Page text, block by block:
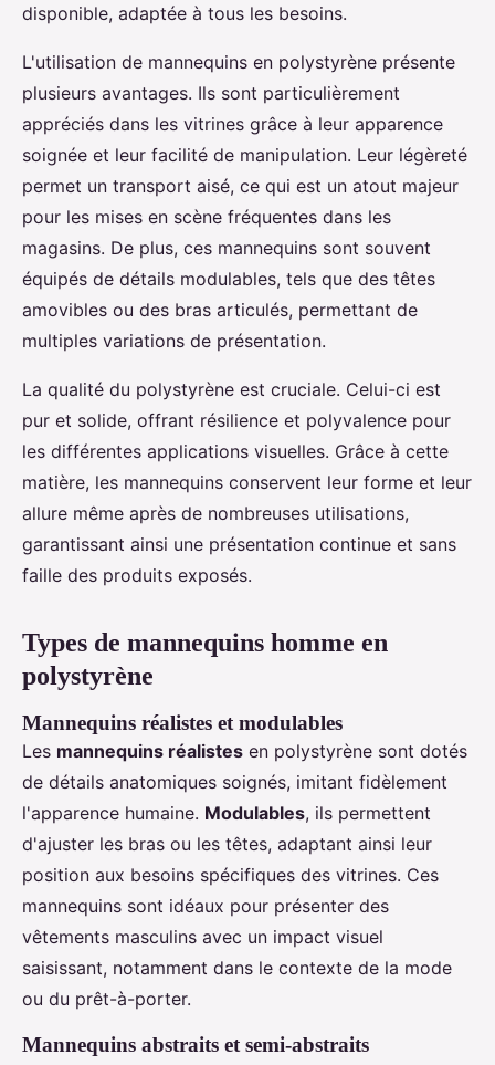
disponible, adaptée à tous les besoins.
L'utilisation de mannequins en polystyrène présente
plusieurs avantages. Ils sont particulièrement
appréciés dans les vitrines grâce à leur apparence
soignée et leur facilité de manipulation. Leur légèreté
permet un transport aisé, ce qui est un atout majeur
pour les mises en scène fréquentes dans les
magasins. De plus, ces mannequins sont souvent
équipés de détails modulables, tels que des têtes
amovibles ou des bras articulés, permettant de
multiples variations de présentation.
La qualité du polystyrène est cruciale. Celui-ci est
pur et solide, offrant résilience et polyvalence pour
les différentes applications visuelles. Grâce à cette
matière, les mannequins conservent leur forme et leur
allure même après de nombreuses utilisations,
garantissant ainsi une présentation continue et sans
faille des produits exposés.
Types de mannequins homme en
polystyrène
Mannequins réalistes et modulables
Les mannequins réalistes en polystyrène sont dotés
de détails anatomiques soignés, imitant fidèlement
l'apparence humaine. Modulables, ils permettent
d'ajuster les bras ou les têtes, adaptant ainsi leur
position aux besoins spécifiques des vitrines. Ces
mannequins sont idéaux pour présenter des
vêtements masculins avec un impact visuel
saisissant, notamment dans le contexte de la mode
ou du prêt-à-porter.
Mannequins abstraits et semi-abstraits